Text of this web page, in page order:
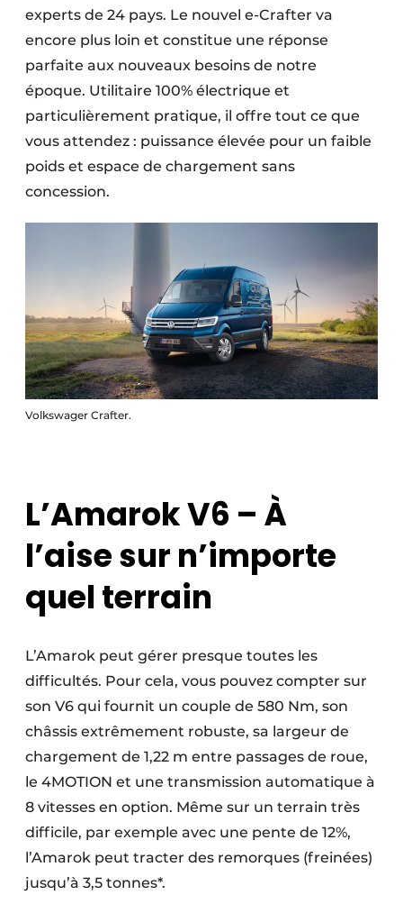
experts de 24 pays. Le nouvel e-Crafter va
encore plus loin et constitue une réponse
parfaite aux nouveaux besoins de notre
époque. Utilitaire 100% électrique et
particulièrement pratique, il offre tout ce que
vous attendez : puissance élevée pour un faible
poids et espace de chargement sans
concession.
Volkswager Crafter.
L’Amarok V6 – À
l’aise sur n’importe
quel terrain
L’Amarok peut gérer presque toutes les
difficultés. Pour cela, vous pouvez compter sur
son V6 qui fournit un couple de 580 Nm, son
châssis extrêmement robuste, sa largeur de
chargement de 1,22 m entre passages de roue,
le 4MOTION et une transmission automatique à
8 vitesses en option. Même sur un terrain très
difficile, par exemple avec une pente de 12%,
l’Amarok peut tracter des remorques (freinées)
jusqu’à 3,5 tonnes*.